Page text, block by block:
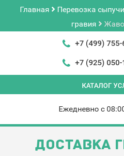
Главная Перевозка
гравия
+7 (499) 755-
+7 (925) 050-
КАТАЛОГ
Ежедневно с
ДОСТАВКА